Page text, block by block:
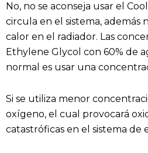
No, no se aconseja usar el
circula en el sistema,
calor en el radiador. Las
Ethylene Glycol con 60% de
normal es usar una
Si se utiliza menor
oxígeno, el cual provocará
catastróficas en el sistema